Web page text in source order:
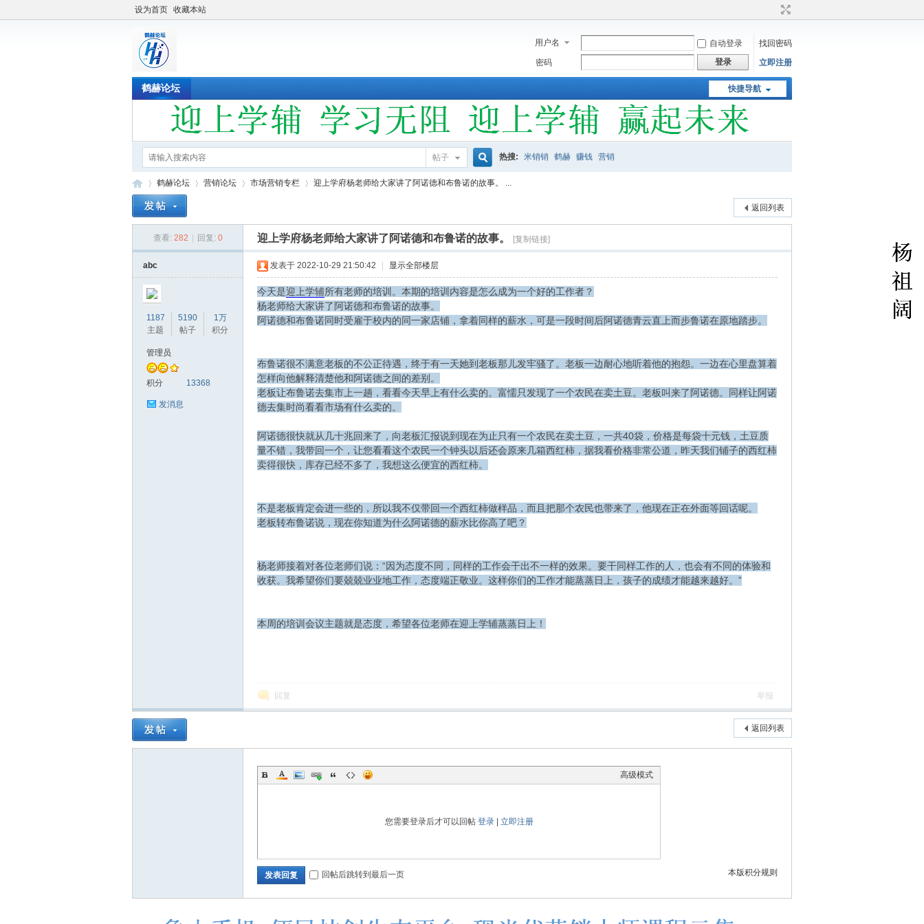
设为首页 收藏本站
用户名 自动登录
找回密码
密码
登录 立即注册
快捷导航
鹤赫论坛
帖子
搜
索
热搜: 米销销 鹤赫 赚钱 营销
鹤赫论坛 营销论坛 市场营销专栏
›
迎上学府杨老师给大家讲了阿诺德和布鲁诺的故事。 ...
返回列表
查看: 282 回复: 0 迎上学府杨老师给大家讲了阿诺德和布鲁诺的故事。 [复制链接]
abc
1187
主题
5190
帖子
1万
积分
管理员
积分 13368
发消息
发表于 2022-10-29 21:50:42 显示全部楼层
今天是迎上学辅所有老师的培训。本期的培训内容是怎么成为一个好的工作者？
杨老师给大家讲了阿诺德和布鲁诺的故事。
阿诺德和布鲁诺同时受雇于校内的同一家店铺，拿着同样的薪水，可是一段时间后阿诺德青云直上而步鲁诺在原地踏步。
布鲁诺很不满意老板的不公正待遇，终于有一天她到老板那儿发牢骚了。老板一边耐心地听着他的抱怨。一边在心里盘算着
怎样向他解释清楚他和阿诺德之间的差别。
老板让布鲁诺去集市上一趟，看看今天早上有什么卖的。富懦只发现了一个农民在卖土豆。老板叫来了阿诺德。同样让阿诺
德去集时尚看看市场有什么卖的。
阿诺德很快就从几十兆回来了，向老板汇报说到现在为止只有一个农民在卖土豆，一共40袋，价格是每袋十元钱，土豆质
量不错，我带回一个，让您看看这个农民一个钟头以后还会原来几箱西红柿，据我看价格非常公道，昨天我们铺子的西红柿
卖得很快，库存已经不多了，我想这么便宜的西红柿。
不是老板肯定会进一些的，所以我不仅带回一个西红柿做样品，而且把那个农民也带来了，他现在正在外面等回话呢。
老板转布鲁诺说，现在你知道为什么阿诺德的薪水比你高了吧？
杨老师接着对各位老师们说：“因为态度不同，同样的工作会干出不一样的效果。要干同样工作的人，也会有不同的体验和
收获。我希望你们要兢兢业业地工作，态度端正敬业。这样你们的工作才能蒸蒸日上，孩子的成绩才能越来越好。”
本周的培训会议主题就是态度，希望各位老师在迎上学辅蒸蒸日上！
回复 举报
返回列表
高级模式
您需要登录后才可以回帖 登录| 立即注册
本版积分规则
发表回复 回帖后跳转到最后一页